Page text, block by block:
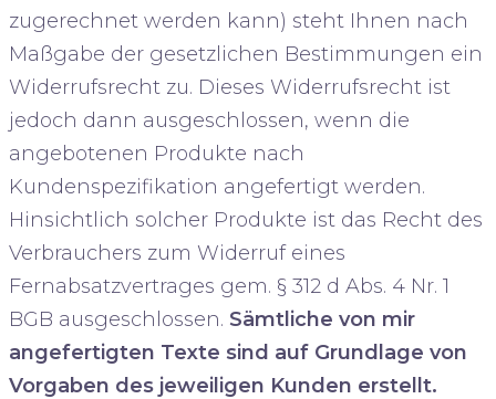
zugerechnet werden kann) steht Ihnen nach
Maßgabe der gesetzlichen Bestimmungen ein
Widerrufsrecht zu. Dieses Widerrufsrecht ist
jedoch dann ausgeschlossen, wenn die
angebotenen Produkte nach
Kundenspezifikation angefertigt werden.
Hinsichtlich solcher Produkte ist das Recht des
Verbrauchers zum Widerruf eines
Fernabsatzvertrages gem. § 312 d Abs. 4 Nr. 1
BGB ausgeschlossen. Sämtliche von mir
angefertigten Texte sind auf Grundlage von
Vorgaben des jeweiligen Kunden erstellt.